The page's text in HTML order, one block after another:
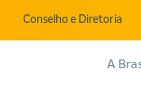
Conselho e Diretoria
A